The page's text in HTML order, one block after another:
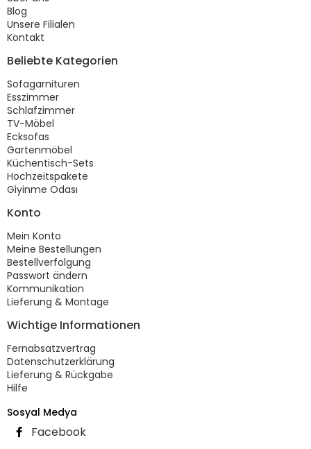
Blog
Unsere Filialen
Kontakt
Beliebte Kategorien
Sofagarnituren
Esszimmer
Schlafzimmer
TV-Möbel
Ecksofas
Gartenmöbel
Küchentisch-Sets
Hochzeitspakete
Giyinme Odası
Konto
Mein Konto
Meine Bestellungen
Bestellverfolgung
Passwort ändern
Kommunikation
Lieferung & Montage
Wichtige Informationen
Fernabsatzvertrag
Datenschutzerklärung
Lieferung & Rückgabe
Hilfe
Sosyal Medya
Facebook